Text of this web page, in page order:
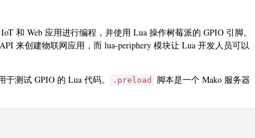
和 Web 应用进行编程，并使用 Lua 操作树莓派的 GPIO 引脚。
来创建物联网应用，而 lua-periphery 模块让 Lua 开发人员可以
于测试 GPIO 的 Lua 代码。 .preload
脚本是一个 Mako 服务器